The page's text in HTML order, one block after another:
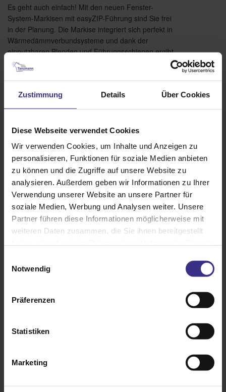
Zustimmung Details Über Cookies
Diese Webseite verwendet Cookies
Wir verwenden Cookies, um Inhalte und Anzeigen zu
personalisieren, Funktionen für soziale Medien anbieten
zu können und die Zugriffe auf unsere Website zu
analysieren. Außerdem geben wir Informationen zu Ihrer
Verwendung unserer Website an unsere Partner für
soziale Medien, Werbung und Analysen weiter. Unsere
Partner führen diese Informationen möglicherweise mit
weiteren Daten zusammen, die Sie ihnen bereitgestellt
Notwendig
Präferenzen
Statistiken
Marketing
Es geht auch einfach! Mit den neuen Fenster-
System-Markisen mit easyZIP-Führung sind Sie frei
in der Planung. Die Markise integriert sich perfekt in
Wärmedämmverbundsysteme und dank der
einputzbaren Blenden und Führungsschienen ergibt
sich ein harmonisches Gesamtbild. Sie entscheiden
ob die seitliche Führung ein weiteres, sichtbares
Komfort der easyZIP-Führung genießen möchten.
Brillante Extras
Geländersystem VisioNeo Sun
Weitere Informationen zu
Ausstattungsextras Fenster-Markisen
Weitere Informationen zu Stoffqualitäten
Das könnte Sie auch interessieren